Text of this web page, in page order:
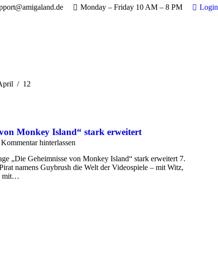
Monday – Friday 10 AM – 8 PM Login
12
Monkey Island“ stark erweitert
Kommentar hinterlassen
„Die Geheimnisse von Monkey Island“ stark erweitert 7.
namens Guybrush die Welt der Videospiele – mit Witz,
mit…